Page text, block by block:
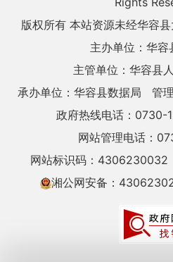
版权所有 本站资源未经华容
主办单位：华容
主管单位：华容县
承办单位：华容县数据局
管
政府热线电话：0730-
网站管理电话：
网站标识码：4306230032
湘公网安备：